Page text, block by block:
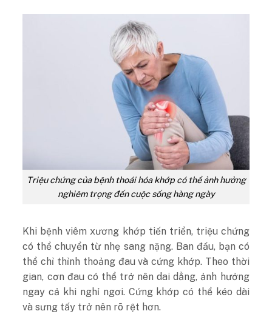
Triệu chứng của bệnh thoái hóa khớp có thể ảnh hưởng
nghiêm trọng đến cuộc sống hàng ngày
Khi bệnh viêm xương khớp tiến triển, triệu chứng
có thể chuyển từ nhẹ sang nặng. Ban đầu, bạn có
thể chỉ thỉnh thoảng đau và cứng khớp. Theo thời
gian, cơn đau có thể trở nên dai dẳng, ảnh hưởng
ngay cả khi nghỉ ngơi. Cứng khớp có thể kéo dài
và sưng tấy trở nên rõ rệt hơn.